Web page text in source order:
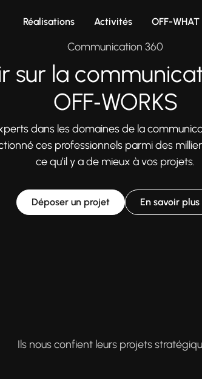
Réalisations Activités OFF-WHAT
Communication 360
sur la
OFF‑WORKS
dans les domaines de la
ces professionnels parmi des
ce qu’il y a de mieux à vos projets.
Déposer un projet En savoir plus
Ils nous confient leurs projets